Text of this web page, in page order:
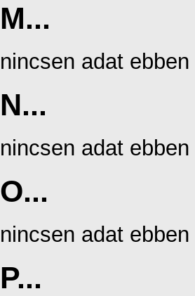
M...
nincsen adat
N...
nincsen adat
O...
nincsen adat
P...